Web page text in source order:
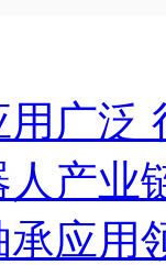
广泛
产业
应用